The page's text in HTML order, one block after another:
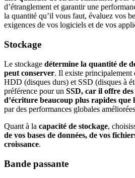
d’étranglement et garantir une
la quantité qu’il vous faut, évaluez vos
exigences de vos logiciels et de vos
Stockage
Le stockage détermine la quantité de
peut conserver. Il existe principalement
HDD (disques durs) et SSD (disques à
préférence pour un SSD, car il offre des
d’écriture beaucoup plus rapides que
par des performances globales
Quant à la capacité de stockage,
de vos bases de données, de vos
croissance.
Bande passante